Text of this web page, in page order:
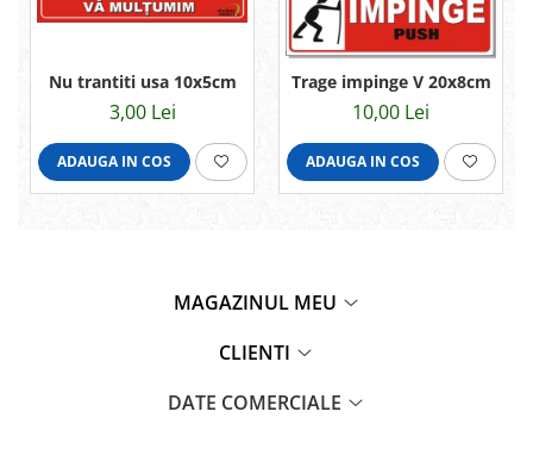
Nu trantiti usa 10x5cm
3,00 Lei
ADAUGA IN COS
Trage impinge V 20x8cm
10,00 Lei
ADAUGA IN COS
MAGAZINUL MEU
CLIENTI
DATE COMERCIALE